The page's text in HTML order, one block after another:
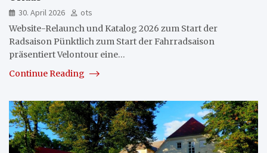
30. April 2026
ots
Website-Relaunch und Katalog 2026 zum Start der
Radsaison Pünktlich zum Start der Fahrradsaison
präsentiert Velontour eine…
Continue Reading